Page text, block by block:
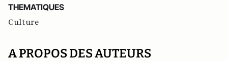
THEMATIQUES
Culture
A PROPOS DES AUTEURS